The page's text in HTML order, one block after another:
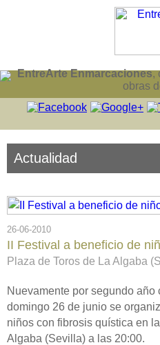
EntreArte Enmarcaciones,
obras
Actualidad
26-06-2010
II Festival a beneficio de
Plaza de Toros de La Algaba
Nuevamente por segundo
domingo 26 de junio se
niños con fibrosis quística en
Algaba (Sevilla) a las 20:00.